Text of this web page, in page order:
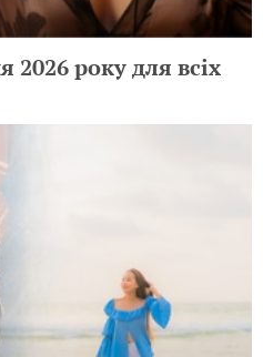
2026 року для всіх